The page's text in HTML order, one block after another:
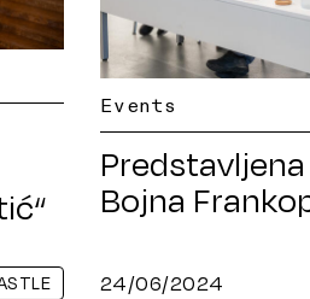
Events
Bojna
24/06/2024